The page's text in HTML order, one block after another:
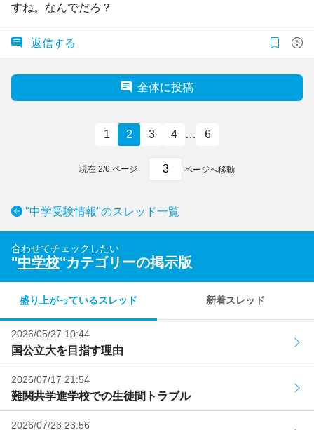
すね。なんでだろ？
返信する
全体に投稿
1 2 3 4 … 6
現在 2/6 ページ ページへ移動
"中学受験情報"のスレッド一覧
合わせてチェックしたい
"中学校"カテゴリーの掲示版
盛り上がっているスレッド 新着スレッド
2026/05/27 10:44
国公立大を目指す理由
2026/07/17 21:54
難関共学進学校での生徒間トラブル
2026/07/23 23:56